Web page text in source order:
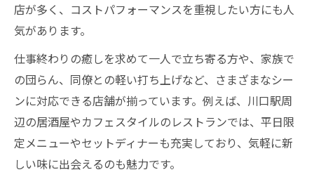
一人でも安心な夜ご飯選びのポイント
仕事帰りのディナーで疲れを癒す方法
家族と一緒に過ごす平日ディナーの魅力
川口で家族向けディナーの選び方
平日夜に家族で楽しむご飯の工夫
安いけど大満足の家族ディナー特集
川口駅周辺のファミリー向け夜ご飯
店が多く、コストパフォーマンスを重視したい方にも人
気があります。
仕事終わりの癒しを求めて一人で立ち寄る方や、家族で
の団らん、同僚との軽い打ち上げなど、さまざまなシー
ンに対応できる店舗が揃っています。例えば、川口駅周
辺の居酒屋やカフェスタイルのレストランでは、平日限
定メニューやセットディナーも充実しており、気軽に新
しい味に出会えるのも魅力です。